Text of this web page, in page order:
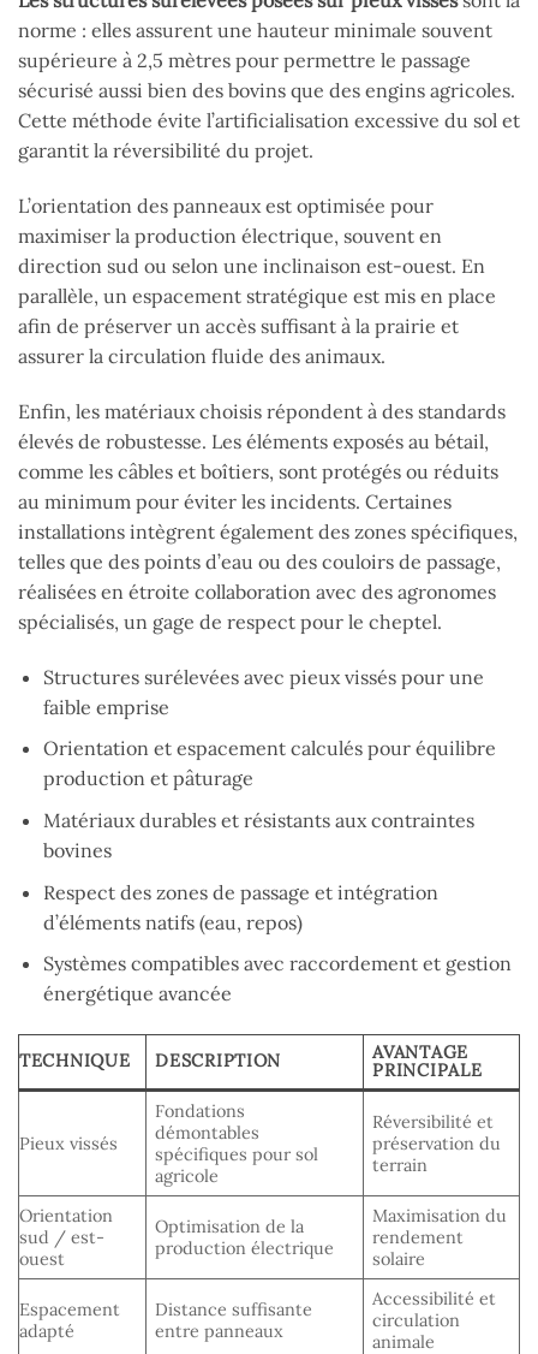
norme : elles assurent une hauteur minimale souvent
supérieure à 2,5 mètres pour permettre le passage
sécurisé aussi bien des bovins que des engins agricoles.
Cette méthode évite l’artificialisation excessive du sol et
garantit la réversibilité du projet.
L’orientation des panneaux est optimisée pour
maximiser la production électrique, souvent en
direction sud ou selon une inclinaison est-ouest. En
parallèle, un espacement stratégique est mis en place
afin de préserver un accès suffisant à la prairie et
assurer la circulation fluide des animaux.
Enfin, les matériaux choisis répondent à des standards
élevés de robustesse. Les éléments exposés au bétail,
comme les câbles et boîtiers, sont protégés ou réduits
au minimum pour éviter les incidents. Certaines
installations intègrent également des zones spécifiques,
telles que des points d’eau ou des couloirs de passage,
réalisées en étroite collaboration avec des agronomes
spécialisés, un gage de respect pour le cheptel.
Structures surélevées avec pieux vissés pour une
faible emprise
Orientation et espacement calculés pour équilibre
production et pâturage
Matériaux durables et résistants aux contraintes
bovines
Respect des zones de passage et intégration
d’éléments natifs (eau, repos)
Systèmes compatibles avec raccordement et gestion
énergétique avancée
TECHNIQUE DESCRIPTION
AVANTAGE
PRINCIPALE
Pieux vissés
Fondations
démontables
spécifiques pour sol
agricole
Réversibilité et
préservation du
terrain
Orientation
sud / est-
ouest
Optimisation de la
production électrique
Maximisation du
rendement
solaire
Espacement
adapté
Distance suffisante
entre panneaux
Accessibilité et
circulation
animale